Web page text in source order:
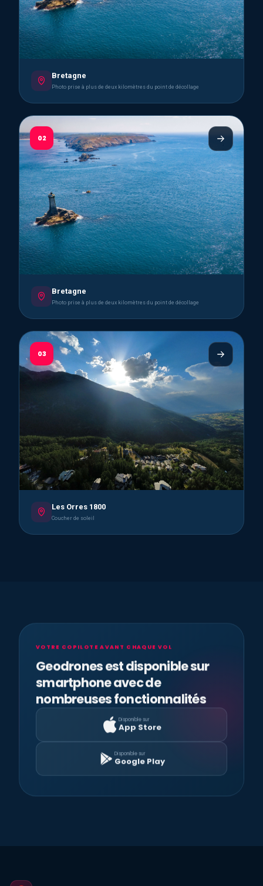
Bretagne
Photo prise à plus de deux kilomètres du point de décollage
02
Bretagne
Photo prise à plus de deux kilomètres du point de décollage
03
Les Orres 1800
Coucher de soleil
VOTRE COPILOTE AVANT CHAQUE VOL
Geodrones est disponible sur
smartphone avec de
nombreuses fonctionnalités
Disponible sur
App Store
Disponible sur
Google Play